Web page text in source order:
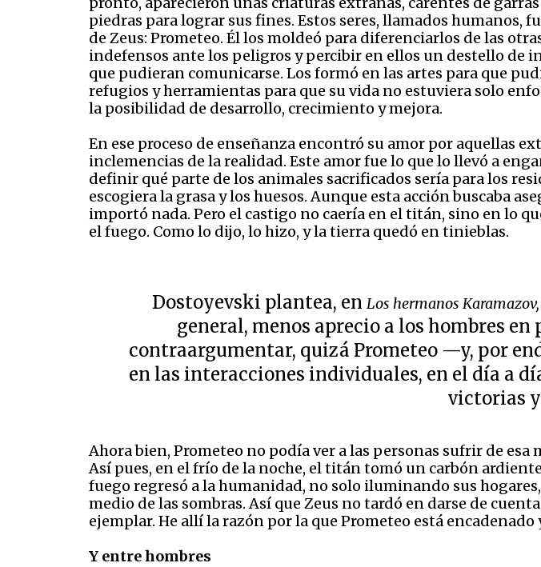
piedras para lograr sus fines. Estos seres, llamados humanos,
de Zeus: Prometeo. Él los moldeó para diferenciarlos de las
indefensos ante los peligros y percibir en ellos un destello de
que pudieran comunicarse. Los formó en las artes para que
refugios y herramientas para que su vida no estuviera solo
la posibilidad de desarrollo, crecimiento y mejora.
En ese proceso de enseñanza encontró su amor por aquellas
inclemencias de la realidad. Este amor fue lo que lo llevó a
definir qué parte de los animales sacrificados sería para los
escogiera la grasa y los huesos. Aunque esta acción buscaba
importó nada. Pero el castigo no caería en el titán, sino en lo
el fuego. Como lo dijo, lo hizo, y la tierra quedó en tinieblas.
Dostoyevski plantea, en Los hermanos Karamazov,
general, menos aprecio a los hombres
contraargumentar, quizá Prometeo —y, por
en las interacciones individuales, en el día a
victorias
Ahora bien, Prometeo no podía ver a las personas sufrir de
Así pues, en el frío de la noche, el titán tomó un carbón
fuego regresó a la humanidad, no solo iluminando sus
medio de las sombras. Así que Zeus no tardó en darse de
ejemplar. He allí la razón por la que Prometeo está
Y entre hombres